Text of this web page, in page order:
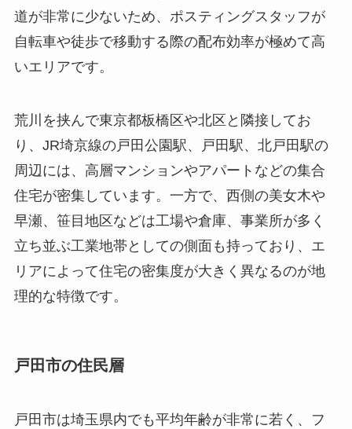
道が非常に少ないため、ポスティングスタッフが
自転車や徒歩で移動する際の配布効率が極めて高
いエリアです。
荒川を挟んで東京都板橋区や北区と隣接してお
り、JR埼京線の戸田公園駅、戸田駅、北戸田駅の
周辺には、高層マンションやアパートなどの集合
住宅が密集しています。一方で、西側の美女木や
早瀬、笹目地区などは工場や倉庫、事業所が多く
立ち並ぶ工業地帯としての側面も持っており、エ
リアによって住宅の密集度が大きく異なるのが地
理的な特徴です。
戸田市の住民層
戸田市は埼玉県内でも平均年齢が非常に若く、フ